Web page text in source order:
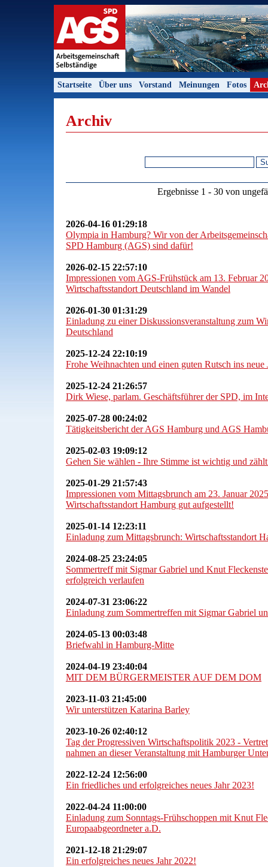
Startseite Über uns Vorstand Meinungen Fotos
Archiv
Ergebnisse 1 - 30 von
2026-04-16 01:29:18
Olympia in Hamburg? Wir von der
SPD Hamburg (AGS) sind dafür!
2026-02-15 22:57:10
Impressionen vom AGS-Frühstück am 13. Februar
Wirtschaftsstandort Deutschland im Wandel
2026-01-30 01:31:29
Einladung zu einer Diskussionsveranstaltung zum
Deutschland
2025-12-24 22:10:19
Frohe Weihnachten und einen guten Rutsch ins neue
2025-12-24 21:26:57
Dirk Wiese, parlam. Geschäftsführer der SPD, im
2025-07-28 00:24:02
Tätigkeitsbericht der AGS Hamburg und AGS
2025-02-03 19:09:12
Gehen Sie wählen - Ihre Stimme ist wichtig und
2025-01-29 21:57:43
Impressionen vom Mittagsbrunch am 23. Januar
Wirtschaftsstandort Hamburg gut aufgestellt!
2025-01-14 12:23:11
Einladung zum Mittagsbrunch: Wirtschaftsstandort
2024-08-25 23:24:05
Sommertreff mit Sigmar Gabriel und Knut
erfolgreich verlaufen
2024-07-31 23:06:22
Einladung zum Sommertreffen mit Sigmar Gabriel
2024-05-13 00:03:48
Briefwahl in Hamburg-Mitte
2024-04-19 23:40:04
MIT DEM BÜRGERMEISTER AUF DEM DOM
2023-11-03 21:45:00
Wir unterstützen Katarina Barley
2023-10-26 02:40:12
Tag der Progressiven Wirtschaftspolitik 2023 -
nahmen an dieser Veranstaltung mit Hamburger
2022-12-24 12:56:00
Ein friedliches und erfolgreiches neues Jahr 2023!
2022-04-24 11:00:00
Einladung zum Sonntags-Frühschoppen mit Knut
Europaabgeordneter a.D.
2021-12-18 21:29:07
Ein erfolgreiches neues Jahr 2022!